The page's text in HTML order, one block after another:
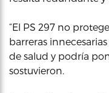
“El PS 297 no
barreras
de salud y podría
sostuvieron.